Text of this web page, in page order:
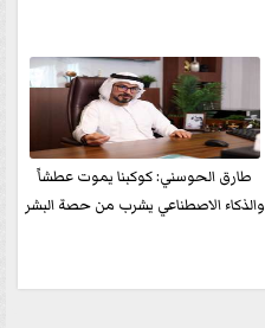
طارق الحوسني: كوكبنا يموت عطشاً
والذكاء الاصطناعي يشرب من حصة البشر